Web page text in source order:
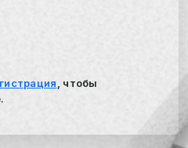
, чтобы